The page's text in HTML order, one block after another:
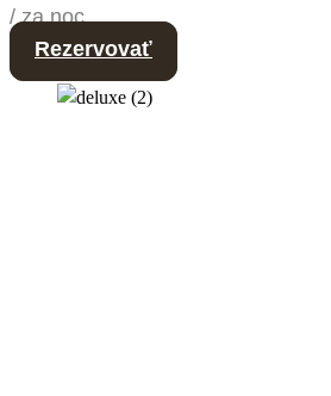
/ za noc
Rezervovať